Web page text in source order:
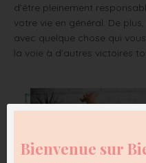
d’être pleinement
votre vie en général. De
avec quelque chose qui
la voie à d’autres victoires
Bienvenue sur